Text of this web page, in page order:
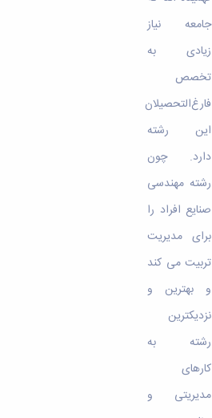
جامعه‌ نیاز
زیادی به‌
تخصص‌
فارغ‌التحصیلان‌
این‌ رشته‌
دارد. چون
رشته‌ مهندسی‌
صنایع‌ افراد را
برای‌ مدیریت‌
تربیت می کند
و بهترین‌ و
نزدیکترین‌
رشته‌ به‌
کارهای‌
مدیریتی‌ و